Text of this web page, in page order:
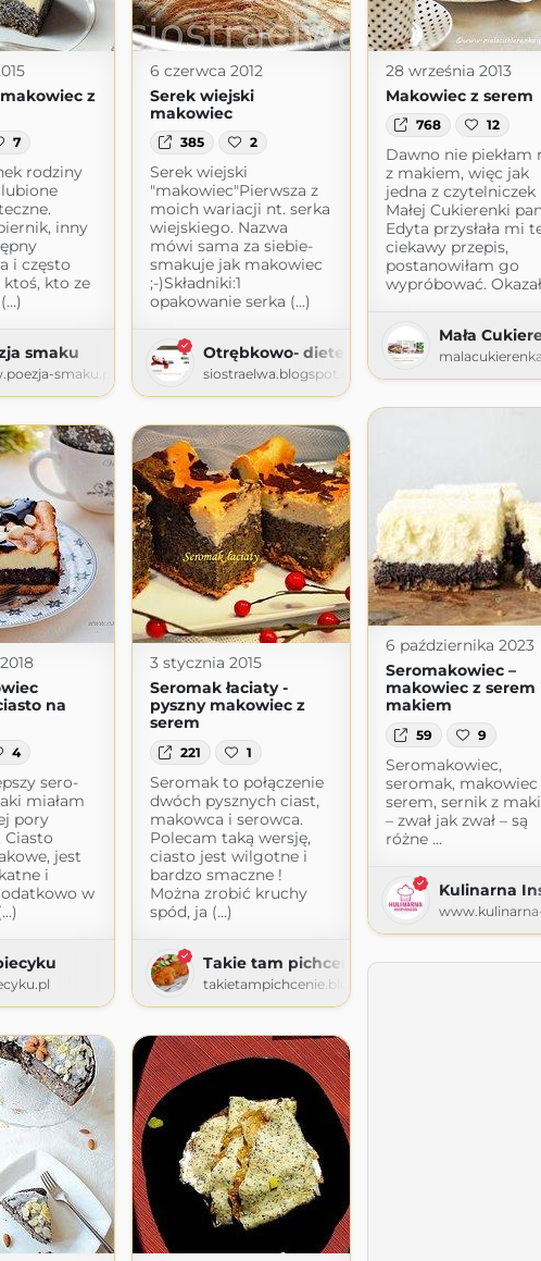
z
7
rodziny
inny
i często
ktoś, kto ze
smaku
smaku.pl
6 czerwca 2012
Serek wiejski
makowiec
385 2
Serek wiejski
"makowiec"Pierwsza z
moich wariacji nt. serka
wiejskiego. Nazwa
mówi sama za siebie-
smakuje jak makowiec
;-)Składniki:1
opakowanie serka (...)
Otrębkowo- dietetyczny blog kulinarny
siostraelwa.blogspot.com
28 września 2013
Makowiec z serem
768 12
Dawno nie piekłam
z makiem, więc jak
jedna z czytelniczek
Małej Cukierenki
Edyta przysłała mi
ciekawy przepis,
postanowiłam go
wypróbować. Okazał
Mała
6 października 2023
Seromakowiec –
makowiec z serem
makiem
59 9
Seromakowiec,
seromak, makowiec
serem, sernik z
– zwał jak zwał – są
różne …
Kulinarna
www.kulinarna-
na
4
sero-
miałam
pory
Ciasto
jest
i
w
3 stycznia 2015
Seromak łaciaty -
pyszny makowiec z
serem
221 1
Seromak to połączenie
dwóch pysznych ciast,
makowca i serowca.
Polecam taką wersję,
ciasto jest wilgotne i
bardzo smaczne !
Można zrobić kruchy
spód, ja (...)
Takie tam pichcenie
takietampichcenie.blogspot.com